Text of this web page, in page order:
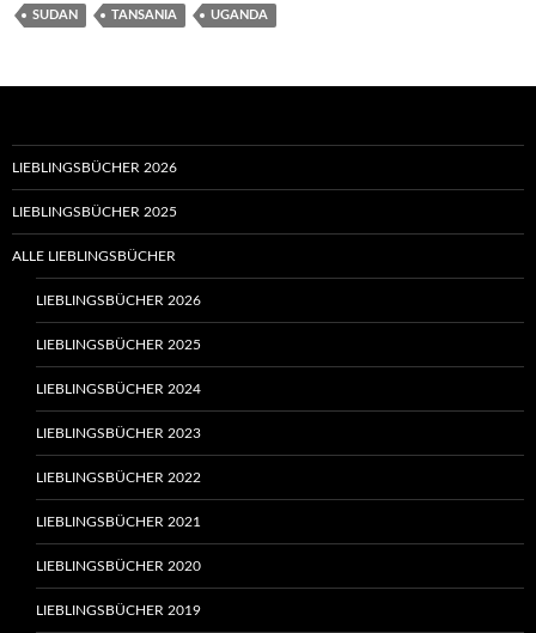
SUDAN TANSANIA UGANDA
LIEBLINGSBÜCHER 2026
LIEBLINGSBÜCHER 2025
ALLE LIEBLINGSBÜCHER
LIEBLINGSBÜCHER 2026
LIEBLINGSBÜCHER 2025
LIEBLINGSBÜCHER 2024
LIEBLINGSBÜCHER 2023
LIEBLINGSBÜCHER 2022
LIEBLINGSBÜCHER 2021
LIEBLINGSBÜCHER 2020
LIEBLINGSBÜCHER 2019